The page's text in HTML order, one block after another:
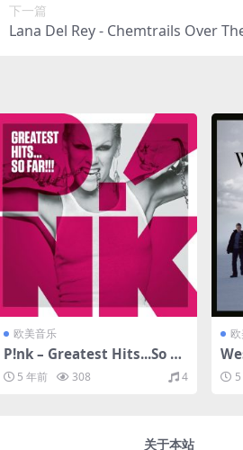
下一篇
Lana Del Rey - Chemtrails Over
欧美音乐
P!nk – Greatest Hits...So Fa
r!!!（2010/FLAC/分轨/562
M）
5 年前 308 4
（
关于本站